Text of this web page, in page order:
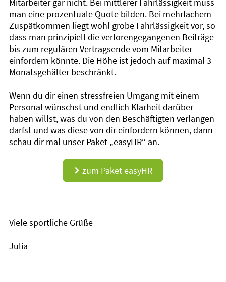
man eine prozentuale Quote bilden. Bei mehrfachem
Zuspätkommen liegt wohl grobe Fahrlässigkeit vor, so
dass man prinzipiell die verlorengegangenen Beiträge
bis zum regulären Vertragsende vom Mitarbeiter
einfordern könnte. Die Höhe ist jedoch auf maximal 3
Monatsgehälter beschränkt.
Wenn du dir einen stressfreien Umgang mit einem
Personal wünschst und endlich Klarheit darüber
haben willst, was du von den Beschäftigten verlangen
darfst und was diese von dir einfordern können, dann
schau dir mal unser Paket „easyHR“ an.
d zum Paket easyHR
Viele sportliche Grüße
Julia